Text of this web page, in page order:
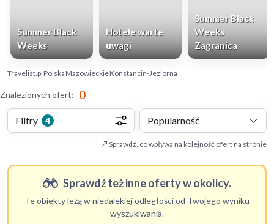
Summer Black
Weeks
Hotele warte
uwagi
Summer Black
Weeks
Zagranica
Travelist.plPolskaMazowieckieKonstancin-Jeziorna
Znalezionych ofert: 0
Filtry 4 Popularność
Sprawdź, co wpływa na kolejność ofert na stronie
Sprawdź też inne oferty w okolicy.
Te obiekty leżą w niedalekiej odległości od Twojego wyniku
wyszukiwania.